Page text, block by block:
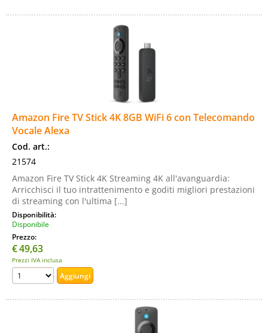
Amazon Fire TV Stick 4K 8GB WiFi 6 con Telecomando
Vocale Alexa
Cod. art.:
21574
Amazon Fire TV Stick 4K Streaming 4K all'avanguardia:
Arricchisci il tuo intrattenimento e goditi migliori prestazioni
di streaming con l'ultima [...]
Disponibilità:
Disponibile
Prezzo:
€49,63
Prezzi IVA inclusa